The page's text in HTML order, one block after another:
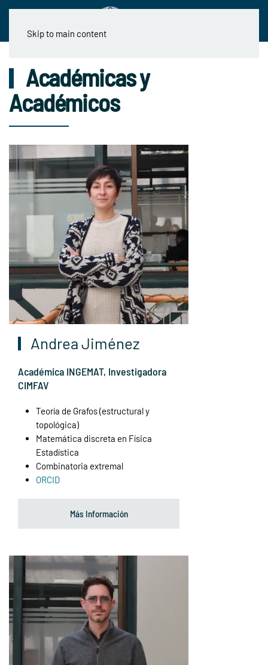
Skip to main content
Académicas y
Académicos
Andrea Jiménez
Académica INGEMAT, Investigadora
CIMFAV
Teoría de Grafos (estructural y
topológica)
Matemática discreta en Física
Estadística
Combinatoria extremal
ORCID
Más Información